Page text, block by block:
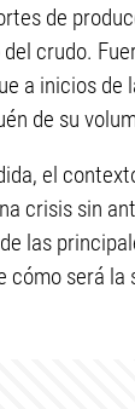
de
crudo.
a inicios de
de su
el
crisis sin
las
cómo será la